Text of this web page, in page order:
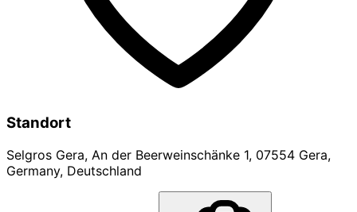
Standort
Selgros Gera, An der Beerweinschänke 1, 07554 Gera,
Germany, Deutschland